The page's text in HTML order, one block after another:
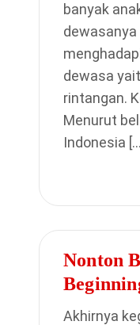
banyak
dewasa
rintangan.
Menurut
Indonesia
Nonton
Akhirnya